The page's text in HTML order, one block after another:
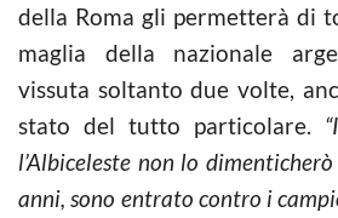
della Roma gli permetterà di
maglia della nazionale
vissuta soltanto due volte,
stato del tutto particolare.
l’Albiceleste non lo
anni, sono entrato contro i